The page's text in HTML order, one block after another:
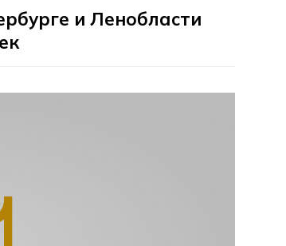
и Ленобласти